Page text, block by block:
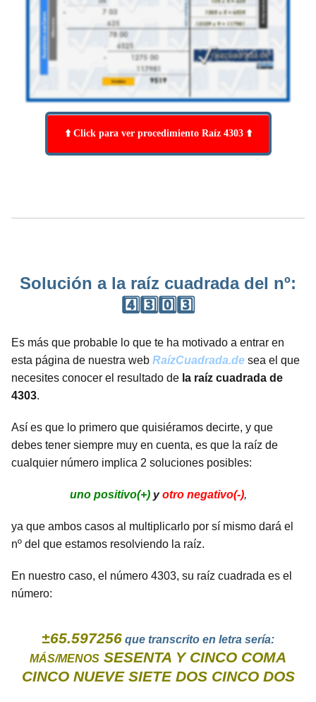
⬆️ Click para ver procedimiento Raíz 4303 ⬆️
Solución a la raíz cuadrada del nº:
4️⃣3️⃣0️⃣3️⃣
Es más que probable lo que te ha motivado a entrar en
esta página de nuestra web RaízCuadrada.de sea el que
necesites conocer el resultado de la raíz cuadrada de
4303.
Así es que lo primero que quisiéramos decirte, y que
debes tener siempre muy en cuenta, es que la raíz de
cualquier número implica 2 soluciones posibles:
uno positivo(+)yotro negativo(-),
ya que ambos casos al multiplicarlo por sí mismo dará el
nº del que estamos resolviendo la raíz.
En nuestro caso, el número 4303, su raíz cuadrada es el
número:
±65.597256 que transcrito en letra sería:
MÁS/MENOS SESENTA Y CINCO COMA
CINCO NUEVE SIETE DOS CINCO DOS